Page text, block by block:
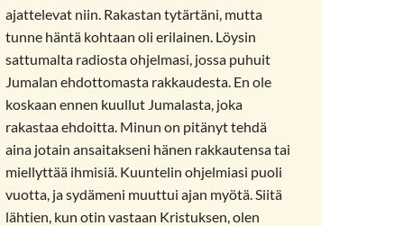
ajattelevat niin. Rakastan tytärtäni, mutta
tunne häntä kohtaan oli erilainen. Löysin
sattumalta radiosta ohjelmasi, jossa puhuit
Jumalan ehdottomasta rakkaudesta. En ole
koskaan ennen kuullut Jumalasta, joka
rakastaa ehdoitta. Minun on pitänyt tehdä
aina jotain ansaitakseni hänen rakkautensa tai
miellyttää ihmisiä. Kuuntelin ohjelmiasi puoli
vuotta, ja sydämeni muuttui ajan myötä. Siitä
lähtien, kun otin vastaan ​​Kristuksen, olen